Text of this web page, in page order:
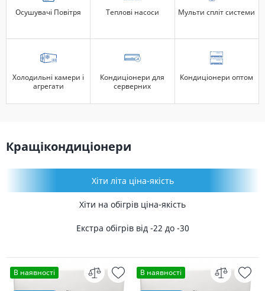
Осушувачі Повітря Теплові насоси Мульти спліт системи
Холодильні камери і
агрегати
Кондиціонери для
серверних
Кондиціонери оптом
Кращікондиціонери
Хіти літа ціна-якість
Хіти на обігрів ціна-якість
Екстра обігрів від -22 до -30
В наявності В наявності